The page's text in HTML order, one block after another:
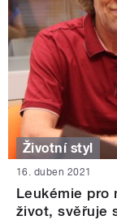
Životní styl
16. duben 2021
Leukémie pro
život, svěřuje